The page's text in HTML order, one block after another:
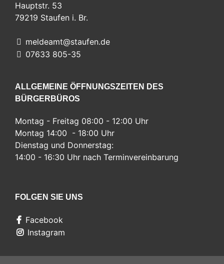
Hauptstr. 53
79219 Staufen i. Br.
meldeamt@staufen.de
07633 805-35
ALLGEMEINE ÖFFNUNGSZEITEN DES
BÜRGERBÜROS
Montag - Freitag 08:00 - 12:00 Uhr
Montag 14:00 - 18:00 Uhr
Dienstag und Donnerstag:
14:00 - 16:30 Uhr nach Terminvereinbarung
FOLGEN SIE UNS
Facebook
Instagram